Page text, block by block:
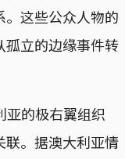
这些公众人物的
孤立的边缘事件转
亚的极右翼组织
联。据澳大利亚情